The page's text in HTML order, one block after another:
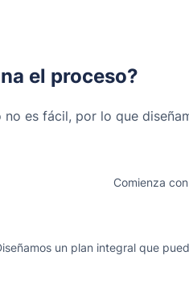
el proceso?
no es fácil, por lo que
Comienza
un plan integral que